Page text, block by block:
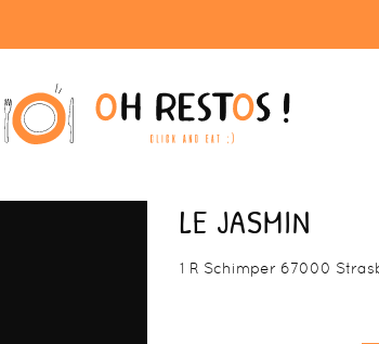
LE JASMIN
1 R Schimper 67000